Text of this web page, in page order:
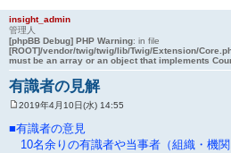
insight_admin
管理人
[phpBB Debug] PHP Warning: in file
[ROOT]/vendor/twig/twig/lib/Twig/Extension/
must be an array or an object that implements
有識者の見解
稿
記
事
2019年4月10日(水) 14:55
■有識者の意見
10名余りの有識者や当事者（組織・機